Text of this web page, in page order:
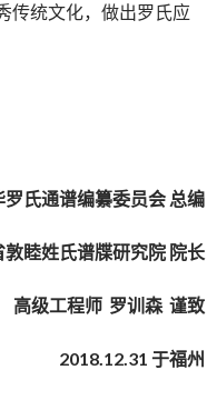
传统文化，做出罗氏应
罗氏通谱编纂委员会 总编
敦睦姓氏谱牒研究院 院长
高级工程师 罗训森 谨致
2018.12.31 于福州